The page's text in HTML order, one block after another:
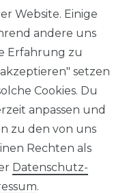
Website. Einige
andere uns
Erfahrung zu
setzen
Cookies. Du
anpassen und
zu den von uns
Rechten als
Daten­schutz­
.
AGB